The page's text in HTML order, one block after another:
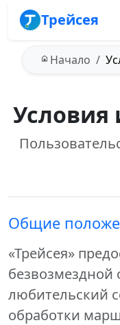
Трейсея
Начало
Условия
Общие
«Трейсея»
безвозмездной
любительский
обработки